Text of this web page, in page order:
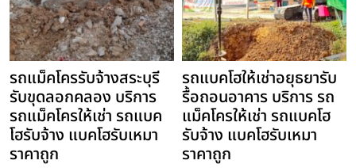
รถแม็คโครรับจ้างสระบุรี
รับขุดลอกคลอง บริการ
รถแม็คโครให้เช่า รถแบค
โฮรับจ้าง แบคโฮรับเหมา
ราคาถูก
รถแบคโฮให้เช่าอยุธยารับ
รื้อถอนอาคาร บริการ รถ
แม็คโครให้เช่า รถแบคโฮ
รับจ้าง แบคโฮรับเหมา
ราคาถูก